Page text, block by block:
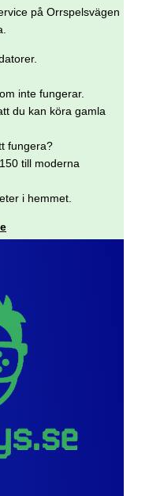
på Orrspelsvägen
inte fungerar.
du kan köra gamla
fungera?
till moderna
i hemmet.